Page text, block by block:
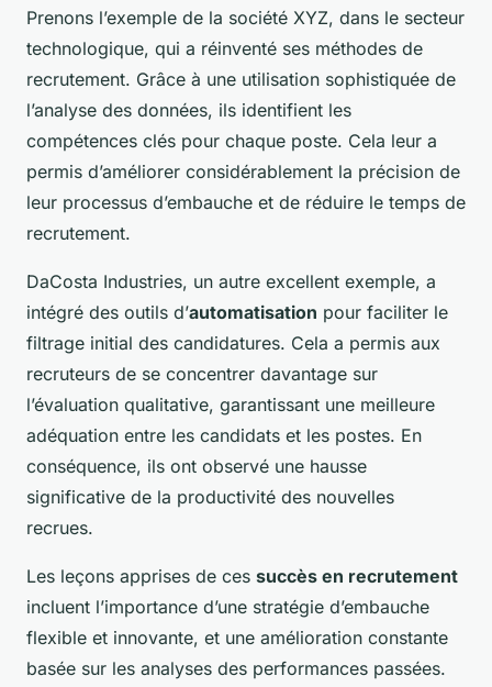
Prenons l’exemple de la société XYZ, dans le secteur
technologique, qui a réinventé ses méthodes de
recrutement. Grâce à une utilisation sophistiquée de
l’analyse des données, ils identifient les
compétences clés pour chaque poste. Cela leur a
permis d’améliorer considérablement la précision de
leur processus d’embauche et de réduire le temps de
recrutement.
DaCosta Industries, un autre excellent exemple, a
intégré des outils d’automatisation pour faciliter le
filtrage initial des candidatures. Cela a permis aux
recruteurs de se concentrer davantage sur
l’évaluation qualitative, garantissant une meilleure
adéquation entre les candidats et les postes. En
conséquence, ils ont observé une hausse
significative de la productivité des nouvelles
recrues.
Les leçons apprises de ces succès en recrutement
incluent l’importance d’une stratégie d’embauche
flexible et innovante, et une amélioration constante
basée sur les analyses des performances passées.